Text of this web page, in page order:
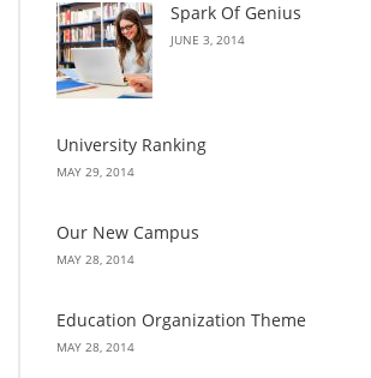
Spark Of Genius
JUNE 3, 2014
University Ranking
MAY 29, 2014
Our New Campus
MAY 28, 2014
Education Organization Theme
MAY 28, 2014